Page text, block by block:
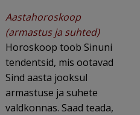
Aastahoroskoop
(armastus ja suhted)
Horoskoop toob Sinuni
tendentsid, mis ootavad
Sind aasta jooksul
armastuse ja suhete
valdkonnas. Saad teada,